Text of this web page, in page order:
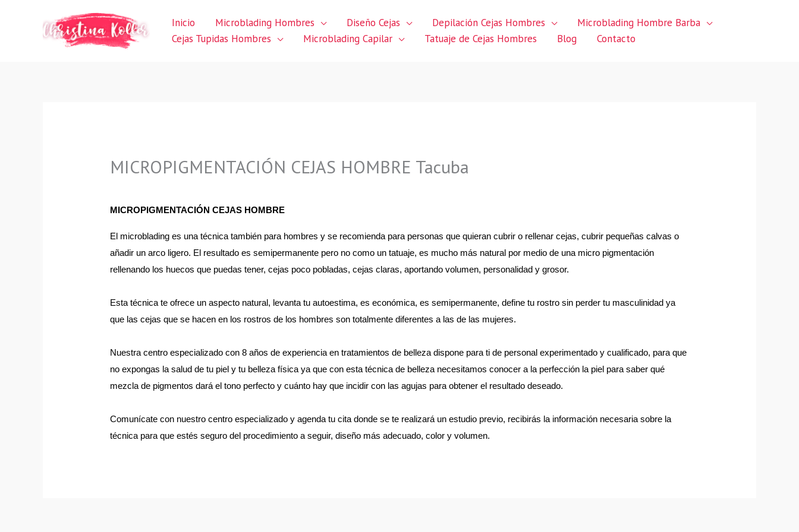
Inicio Microblading Hombres Diseño Cejas Depilación Cejas Hombres
Microblading Hombre Barba
Cejas Tupidas Hombres
Microblading Capilar Tatuaje de Cejas Hombres Blog Contacto
MICROPIGMENTACIÓN CEJAS HOMBRE Tacuba
MICROPIGMENTACIÓN CEJAS HOMBRE
El microblading es una técnica también para hombres y se recomienda para personas que quieran cubrir o rellenar cejas, cubrir pequeñas calvas o
añadir un arco ligero. El resultado es semipermanente pero no como un tatuaje, es mucho más natural por medio de una micro pigmentación
rellenando los huecos que puedas tener, cejas poco pobladas, cejas claras, aportando volumen, personalidad y grosor.
Esta técnica te ofrece un aspecto natural, levanta tu autoestima, es económica, es semipermanente, define tu rostro sin perder tu masculinidad ya
que las cejas que se hacen en los rostros de los hombres son totalmente diferentes a las de las mujeres.
Nuestra centro especializado con 8 años de experiencia en tratamientos de belleza dispone para ti de personal experimentado y cualificado, para que
no expongas la salud de tu piel y tu belleza física ya que con esta técnica de belleza necesitamos conocer a la perfección la piel para saber qué
mezcla de pigmentos dará el tono perfecto y cuánto hay que incidir con las agujas para obtener el resultado deseado.
Comunícate con nuestro centro especializado y agenda tu cita donde se te realizará un estudio previo, recibirás la información necesaria sobre la
técnica para que estés seguro del procedimiento a seguir, diseño más adecuado, color y volumen.